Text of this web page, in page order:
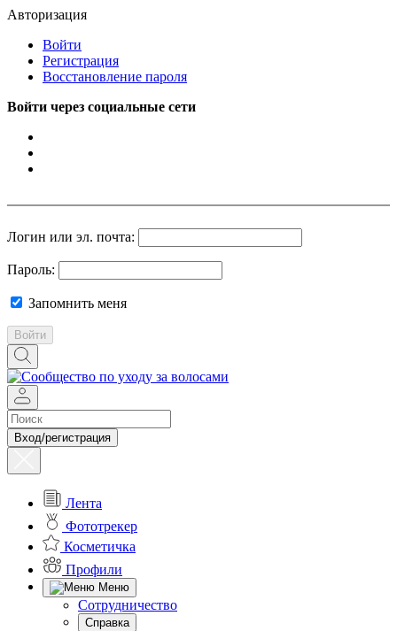
Авторизация
Войти
Регистрация
Восстановление пароля
Войти через социальные сети
Логин или эл. почта:
Пароль:
Запомнить меня
Войти
Вход/регистрация
Лента
Фототрекер
Косметичка
Профили
Меню
Сотрудничество
Справка